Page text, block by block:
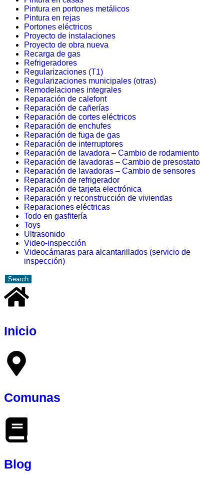
Pintura en portones metálicos
Pintura en rejas
Portones eléctricos
Proyecto de instalaciones
Proyecto de obra nueva
Recarga de gas
Refrigeradores
Regularizaciones (T1)
Regularizaciones municipales (otras)
Remodelaciones integrales
Reparación de calefont
Reparación de cañerías
Reparación de cortes eléctricos
Reparación de enchufes
Reparación de fuga de gas
Reparación de interruptores
Reparación de lavadora – Cambio de rodamiento
Reparación de lavadoras – Cambio de presostato
Reparación de lavadoras – Cambio de sensores
Reparación de refrigerador
Reparación de tarjeta electrónica
Reparación y reconstrucción de viviendas
Reparaciones eléctricas
Todo en gasfitería
Toys
Ultrasonido
Video-inspección
Videocámaras para alcantarillados (servicio de
inspección)
Search
Inicio
Comunas
Blog